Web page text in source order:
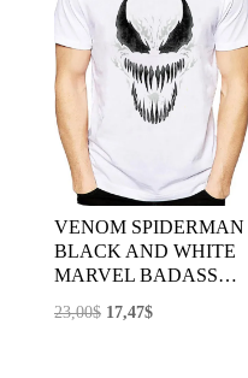
VENOM SPIDERMAN
BLACK AND WHITE
MARVEL BADASS…
23,00$ El
17,47$El